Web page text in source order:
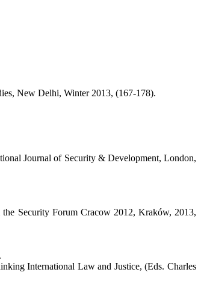
New Delhi, Winter 2013, (167-178).
Journal of Security & Development, London,
Security Forum Cracow 2012, Kraków, 2013,
International Law and Justice, (Eds. Charles